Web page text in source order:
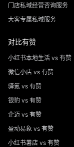
门店私域经营咨询服务
大客专属私域服务
对比有赞
小红书本地生活 vs 有赞
微信小店 vs 有赞
驿氪 vs 有赞
银豹 vs 有赞
企迈 vs 有赞
盈动易象 vs 有赞
小红书薯店 vs 有赞